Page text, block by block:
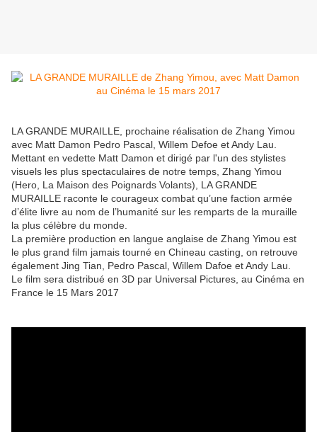
LA GRANDE MURAILLE, prochaine réalisation de Zhang Yimou
avec Matt Damon Pedro Pascal, Willem Defoe et Andy Lau.
Mettant en vedette Matt Damon et dirigé par l'un des stylistes
visuels les plus spectaculaires de notre temps, Zhang Yimou
(Hero, La Maison des Poignards Volants), LA GRANDE
MURAILLE raconte le courageux combat qu’une faction armée
d’élite livre au nom de l’humanité sur les remparts de la muraille
la plus célèbre du monde.
La première production en langue anglaise de Zhang Yimou est
le plus grand film jamais tourné en Chineau casting, on retrouve
également Jing Tian, Pedro Pascal, Willem Dafoe et Andy Lau.
Le film sera distribué en 3D par Universal Pictures, au Cinéma en
France le 15 Mars 2017